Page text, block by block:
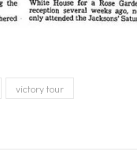
victory tour